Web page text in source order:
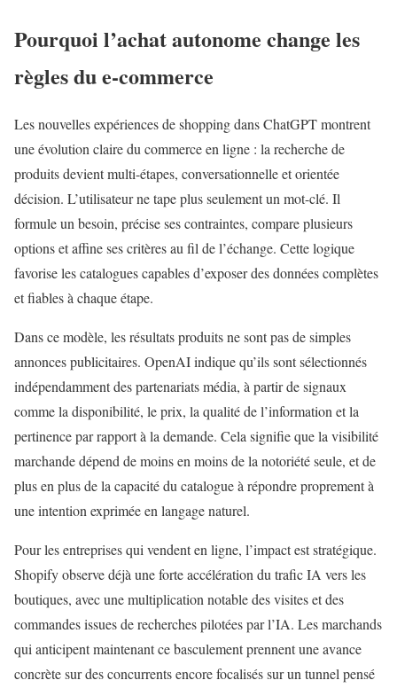
Pourquoi l’achat autonome change les
règles du e-commerce
Les nouvelles expériences de shopping dans ChatGPT montrent
une évolution claire du commerce en ligne : la recherche de
produits devient multi-étapes, conversationnelle et orientée
décision. L’utilisateur ne tape plus seulement un mot-clé. Il
formule un besoin, précise ses contraintes, compare plusieurs
options et affine ses critères au fil de l’échange. Cette logique
favorise les catalogues capables d’exposer des données complètes
et fiables à chaque étape.
Dans ce modèle, les résultats produits ne sont pas de simples
annonces publicitaires. OpenAI indique qu’ils sont sélectionnés
indépendamment des partenariats média, à partir de signaux
comme la disponibilité, le prix, la qualité de l’information et la
pertinence par rapport à la demande. Cela signifie que la visibilité
marchande dépend de moins en moins de la notoriété seule, et de
plus en plus de la capacité du catalogue à répondre proprement à
une intention exprimée en langage naturel.
Pour les entreprises qui vendent en ligne, l’impact est stratégique.
Shopify observe déjà une forte accélération du trafic IA vers les
boutiques, avec une multiplication notable des visites et des
commandes issues de recherches pilotées par l’IA. Les marchands
qui anticipent maintenant ce basculement prennent une avance
concrète sur des concurrents encore focalisés sur un tunnel pensé